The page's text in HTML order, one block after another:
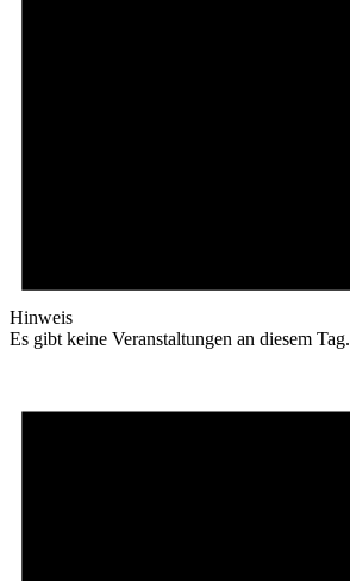
Hinweis
Es gibt keine Veranstaltungen an diesem Tag.